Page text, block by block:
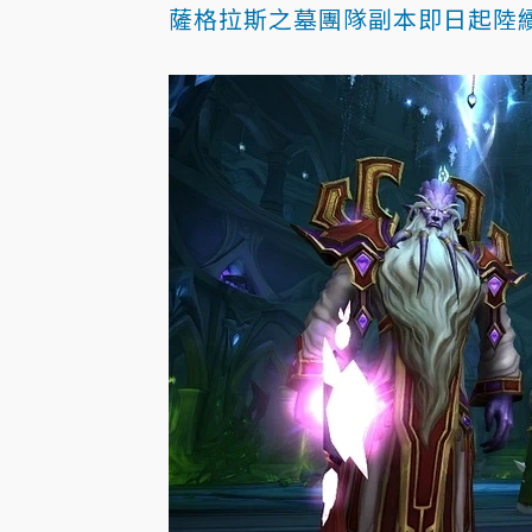
薩格拉斯之墓團隊副本即日起陸